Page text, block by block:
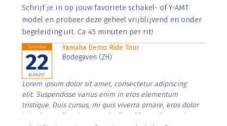
Aenean faucibus nibh et justo cursus id rutrum lorem
imperdiet. Nunc ut sem vitae risus tristique posuere.
Schrijf je in op jouw favoriete schakel- of Y-AMT
model en probeer deze geheel vrijblijvend en onder
begeleiding uit. Ca 45 minuten per rit!
Saturday
22
AUGUST
Yamaha Demo Ride Tour
Bodegaven (ZH)
Lorem ipsum dolor sit amet, consectetur adipiscing
elit. Suspendisse varius enim in eros elementum
tristique. Duis cursus, mi quis viverra ornare, eros dolor
interdum nulla, ut commodo diam libero vitae erat.